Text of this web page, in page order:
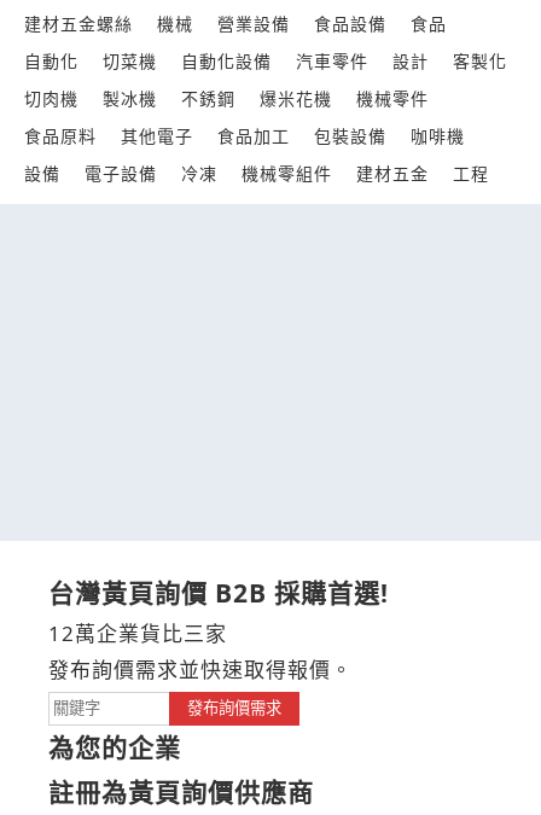
建材五金螺絲
機械 營業設備 食品設備
食品
自動化
切菜機 自動化設備 汽車零件 設計
客製化
切肉機
製冰機 不銹鋼 爆米花機
機械零件
食品原料
其他電子 食品加工 包裝設備
咖啡機
設備
電子設備 冷凍 機械零組件 建材五金 工程
台灣黃頁詢價 B2B 採購首選!
12萬企業貨比三家
發布詢價需求並快速取得報價。
發布詢價需求
為您的企業
註冊為黃頁詢價供應商